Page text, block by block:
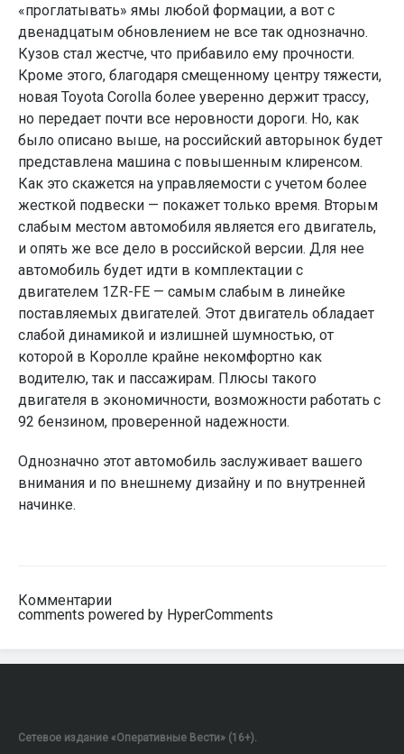
«проглатывать» ямы любой формации, а вот с
двенадцатым обновлением не все так однозначно.
Кузов стал жестче, что прибавило ему прочности.
Кроме этого, благодаря смещенному центру тяжести,
новая Toyоta Corolla более уверенно держит трассу,
но передает почти все неровности дороги. Но, как
было описано выше, на российский авторынок будет
представлена машина с повышенным клиренсом.
Как это скажется на управляемости с учетом более
жесткой подвески — покажет только время. Вторым
слабым местом автомобиля является его двигатель,
и опять же все дело в российской версии. Для нее
автомобиль будет идти в комплектации с
двигателем 1ZR-FE — самым слабым в линейке
поставляемых двигателей. Этот двигатель обладает
слабой динамикой и излишней шумностью, от
которой в Королле крайне некомфортно как
водителю, так и пассажирам. Плюсы такого
двигателя в экономичности, возможности работать с
92 бензином, проверенной надежности.
Однозначно этот автомобиль заслуживает вашего
внимания и по внешнему дизайну и по внутренней
начинке.
Комментарии
comments powered by HyperComments
Сетевое издание «Оперативные Вести» (16+).